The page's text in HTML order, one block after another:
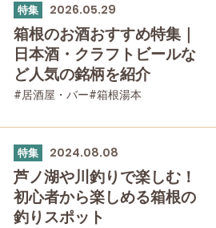
特集 2026.05.29
箱根のお酒おすすめ特集｜
日本酒・クラフトビールな
ど人気の銘柄を紹介
#居酒屋・バー#箱根湯本
特集 2024.08.08
芦ノ湖や川釣りで楽しむ！
初心者から楽しめる箱根の
釣りスポット